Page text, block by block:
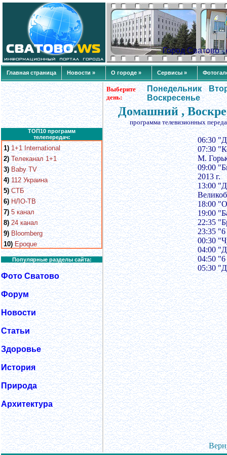
Город Сватово
Главная страница Новости » О городе » Сервисы »
ТОП10 программ
телепередач:
1) 1+1 International
2) Телеканал 1+1
3) Baby TV
4) 112 Украина
5) СТБ
6) НЛО-ТВ
7) 5 канал
8) 24 канал
9) Bloomberg
10) Epoque
Популярные разделы сайта:
Фото Сватово
Форум
Новости
Статьи
Здоровье
История
Природа
Архитектура
Выберите
день:
Понедельник
Воскресенье
Домашний ,
программа телевизионных
06:30
07:30
М.
09:00
2013 г.
13:00
18:00
19:00
22:35
23:35
00:30
04:00
04:50
05:30